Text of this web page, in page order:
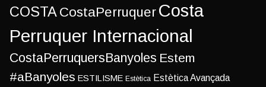
COSTA CostaPerruquer Costa
Perruquer Internacional
CostaPerruquersBanyoles Estem
#aBanyoles ESTILISME Estètica Estètica Avançada